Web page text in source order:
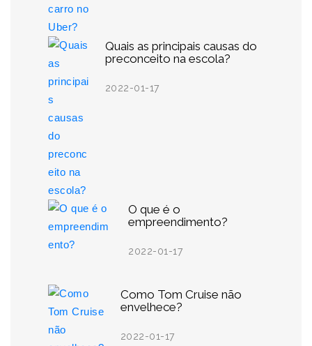
Quais as principais causas do
preconceito na escola?
2022-01-17
O que é o
empreendimento?
2022-01-17
Como Tom Cruise não
envelhece?
2022-01-17